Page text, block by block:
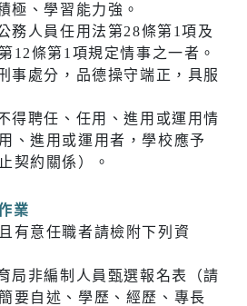
極、學習能力強。
務人員任用法第28條第1項及
12條第1項規定情事之一者。
事處分，品德操守端正，具服
得聘任、任用、進用或運用情
、進用或運用者，學校應予
契約關係）。
業
有意任職者請檢附下列資
局非編制人員甄選報名表（請
要自述、學歷、經歷、專長